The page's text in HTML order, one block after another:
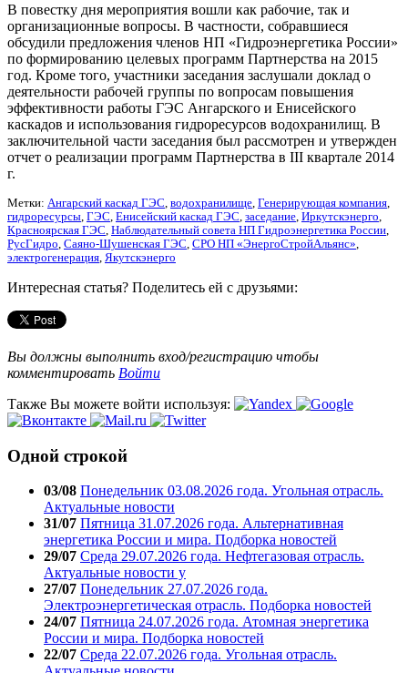
В повестку дня мероприятия вошли как рабочие, так и
организационные вопросы. В частности, собравшиеся
обсудили предложения членов НП «Гидроэнергетика России»
по формированию целевых программ Партнерства на 2015
год. Кроме того, участники заседания заслушали доклад о
деятельности рабочей группы по вопросам повышения
эффективности работы ГЭС Ангарского и Енисейского
каскадов и использования гидроресурсов водохранилищ. В
заключительной части заседания был рассмотрен и утвержден
отчет о реализации программ Партнерства в III квартале 2014
г.
Метки: Ангарский каскад ГЭС, водохранилище, Генерирующая компания,
гидроресурсы, ГЭС, Енисейский каскад ГЭС, заседание, Иркутскэнерго,
Красноярская ГЭС, Наблюдательный совета НП Гидроэнергетика России,
РусГидро, Саяно-Шушенская ГЭС, СРО НП «ЭнергоСтройАльянс»,
электрогенерация, Якутскэнерго
Интересная статья? Поделитесь ей с друзьями:
Вы должны выполнить вход/регистрацию чтобы
комментировать Войти
Также Вы можете войти используя:
Одной строкой
03/08 Понедельник 03.08.2026 года. Угольная отрасль.
Актуальные новости
31/07 Пятница 31.07.2026 года. Альтернативная
энергетика России и мира. Подборка новостей
29/07 Среда 29.07.2026 года. Нефтегазовая отрасль.
Актуальные новости у
27/07 Понедельник 27.07.2026 года.
Электроэнергетическая отрасль. Подборка новостей
24/07 Пятница 24.07.2026 года. Атомная энергетика
России и мира. Подборка новостей
22/07 Среда 22.07.2026 года. Угольная отрасль.